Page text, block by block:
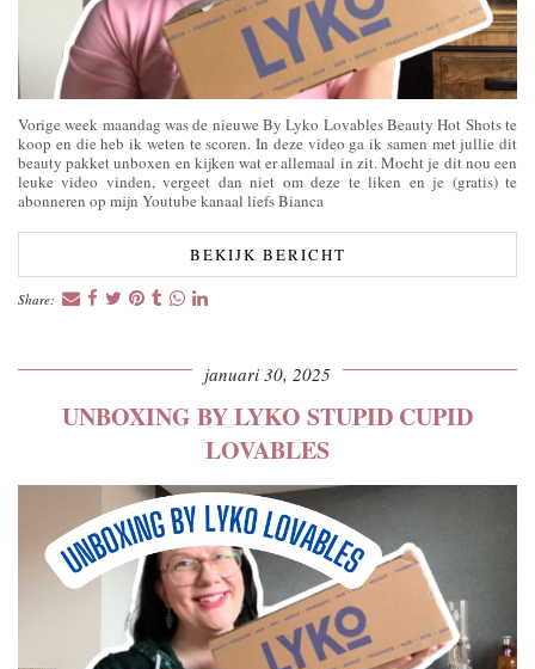
Vorige week maandag was de nieuwe By Lyko Lovables Beauty Hot Shots te
koop en die heb ik weten te scoren. In deze video ga ik samen met jullie dit
beauty pakket unboxen en kijken wat er allemaal in zit. Mocht je dit nou een
leuke video vinden, vergeet dan niet om deze te liken en je (gratis) te
abonneren op mijn Youtube kanaal liefs Bianca
BEKIJK BERICHT
Share:
januari 30, 2025
UNBOXING BY LYKO STUPID CUPID
LOVABLES